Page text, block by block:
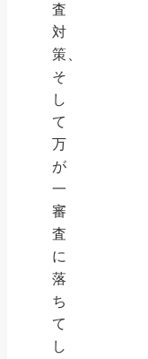
査
対
策、
そ
し
て
万
が
一
審
査
に
落
ち
て
し